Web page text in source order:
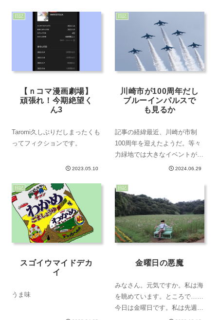
日記
【ｎコマ漫画劇場】
頑張れ！今期絶望く
ん3
Taromi久しぶりだしまったくも
ってフィクションです。
2023.05.10
日記
川崎市が100周年だし
ブルーインパルスで
も見るか
記事の経緯最近、川崎が市制
100周年を迎えたようだ。等々
力緑地では大きなイベントが行
われていた。ちょうど放映して
という舞台にしたアニメだった
ようで、主題歌を担当している
バンドが演奏をしていた。それ
に加えて、ブルー...
2024.06.29
日記
スゴイウマイドデカ
イ
うま味
日記
金曜日の悪魔
みなさん。元気ですか。私は海
を眺めています。ところで……
今日は金曜日です。私は先週、